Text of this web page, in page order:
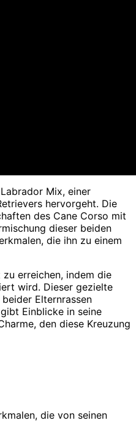
Mix, einer
hervorgeht. Die
des Cane Corso mit
dieser beiden
die ihn zu einem
erreichen, indem die
wird. Dieser gezielte
Elternrassen
Einblicke in seine
den diese Kreuzung
die von seinen